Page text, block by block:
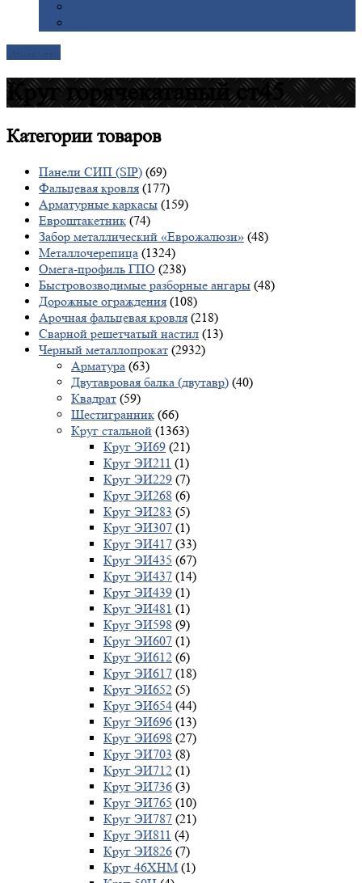
Круг горячекатаный ст45
Категориитоваров
Панели СИП (SIP) (69)
Фальцевая кровля (177)
Арматурные каркасы (159)
Евроштакетник (74)
Забор металлический «Еврожалюзи» (48)
Металлочерепица (1324)
Омега-профиль ГПО (238)
Быстровозводимые разборные ангары (48)
Дорожные ограждения (108)
Арочная фальцевая кровля (218)
Сварной решетчатый настил (13)
Черный металлопрокат (2932)
Арматура (63)
Двутавровая балка (двутавр) (40)
Квадрат (59)
Шестигранник (66)
Круг стальной (1363)
Круг ЭИ69 (21)
Круг ЭИ211 (1)
Круг ЭИ229 (7)
Круг ЭИ268 (6)
Круг ЭИ283 (5)
Круг ЭИ307 (1)
Круг ЭИ417 (33)
Круг ЭИ435 (67)
Круг ЭИ437 (14)
Круг ЭИ439 (1)
Круг ЭИ481 (1)
Круг ЭИ598 (9)
Круг ЭИ607 (1)
Круг ЭИ612 (6)
Круг ЭИ617 (18)
Круг ЭИ652 (5)
Круг ЭИ654 (44)
Круг ЭИ696 (13)
Круг ЭИ698 (27)
Круг ЭИ703 (8)
Круг ЭИ712 (1)
Круг ЭИ736 (3)
Круг ЭИ765 (10)
Круг ЭИ787 (21)
Круг ЭИ811 (4)
Круг ЭИ826 (7)
Круг 46ХНМ (1)